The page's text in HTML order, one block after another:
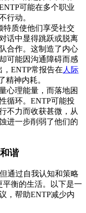
可能在多个职业
行动。
特质使他们享受社交
话中显得跳跃或脱离
合作。这制造了内心
可能因沟通障碍而感
ENTP常报告在 人际
精神内耗。
心理能量，而落地困
循环。ENTP可能投
不力而收获甚微，从
进一步削弱了他们的
谐
通过自我认知和策略
衡的生活。以下是一
，帮助ENTP减少内